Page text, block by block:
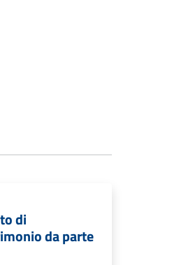
di
da parte